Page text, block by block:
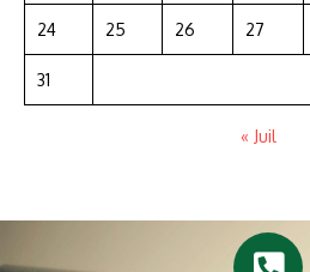
24 25 26 27
31
« Juil